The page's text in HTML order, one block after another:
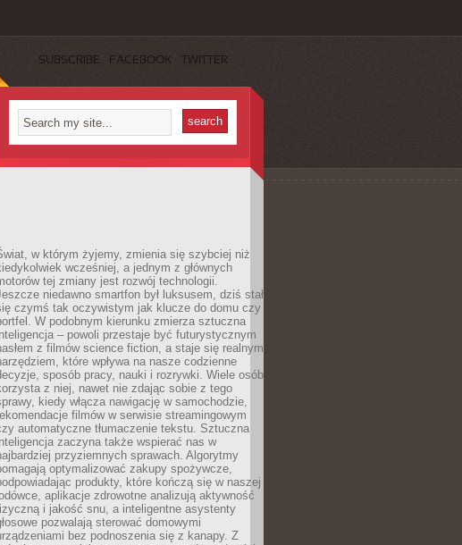
SUBSCRIBE FACEBOOK TWITTER
w którym żyjemy, zmienia się szybciej niż
wcześniej, a jednym z głównych
tej zmiany jest rozwój technologii.
niedawno smartfon był luksusem, dziś stał
czymś tak oczywistym jak klucze do domu czy
W podobnym kierunku zmierza sztuczna
– powoli przestaje być futurystycznym
z filmów science fiction, a staje się realnym
które wpływa na nasze codzienne
sposób pracy, nauki i rozrywki. Wiele osób
z niej, nawet nie zdając sobie z tego
kiedy włącza nawigację w samochodzie,
filmów w serwisie streamingowym
automatyczne tłumaczenie tekstu. Sztuczna
zaczyna także wspierać nas w
przyziemnych sprawach. Algorytmy
optymalizować zakupy spożywcze,
produkty, które kończą się w naszej
aplikacje zdrowotne analizują aktywność
i jakość snu, a inteligentne asystenty
pozwalają sterować domowymi
bez podnoszenia się z kanapy. Z